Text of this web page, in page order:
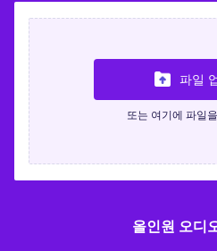
파일
또는 여기에 파일
올인원 오디